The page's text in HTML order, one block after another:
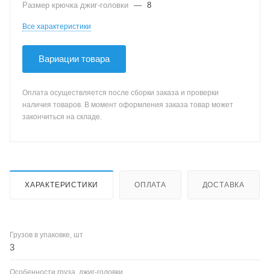
Размер крючка джиг-головки — 8
Все характеристики
Вариации товара
Оплата осуществляется после сборки заказа и проверки
наличия товаров. В момент оформления заказа товар может
закончиться на складе.
ХАРАКТЕРИСТИКИ ОПЛАТА ДОСТАВКА
Грузов в упаковке, шт
3
Особенности груза, джиг-головки